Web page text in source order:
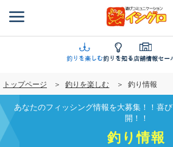
ン
に
移
動
釣りを楽しむ釣りを知る店舗情報セー
トップページ 釣りを楽しむ 釣り情報
あなたのフィッシング情報を大募集！！喜
開！！
釣り情報